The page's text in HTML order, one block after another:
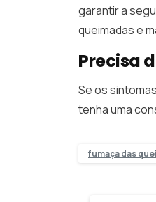
garantir a
queimadas e
Precisa
Se os
tenha uma
fumaça das